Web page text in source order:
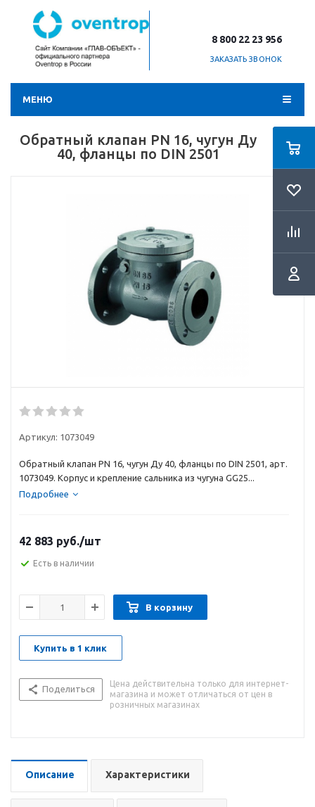
8 800 22 23 956
ЗАКАЗАТЬ ЗВОНОК
МЕНЮ
Обратный клапан PN 16, чугун Ду
40, фланцы по DIN 2501
Артикул: 1073049
Обратный клапан PN 16, чугун Ду 40, фланцы по DIN 2501, арт.
1073049. Корпус и крепление сальника из чугуна GG25...
Подробнее
42 883 руб./шт
Есть в наличии
В корзину
Купить в 1 клик
Поделиться
Цена действительна только для интернет-
магазина и может отличаться от цен в
розничных магазинах
Описание Характеристики